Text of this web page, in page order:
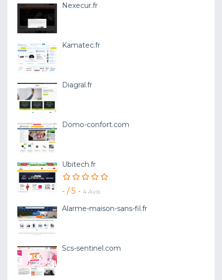
Nexecur.fr
Kamatec.fr
Diagral.fr
Domo-confort.com
Ubitech.fr
- / 5 - 4 Avis
Alarme-maison-sans-fil.fr
Scs-sentinel.com